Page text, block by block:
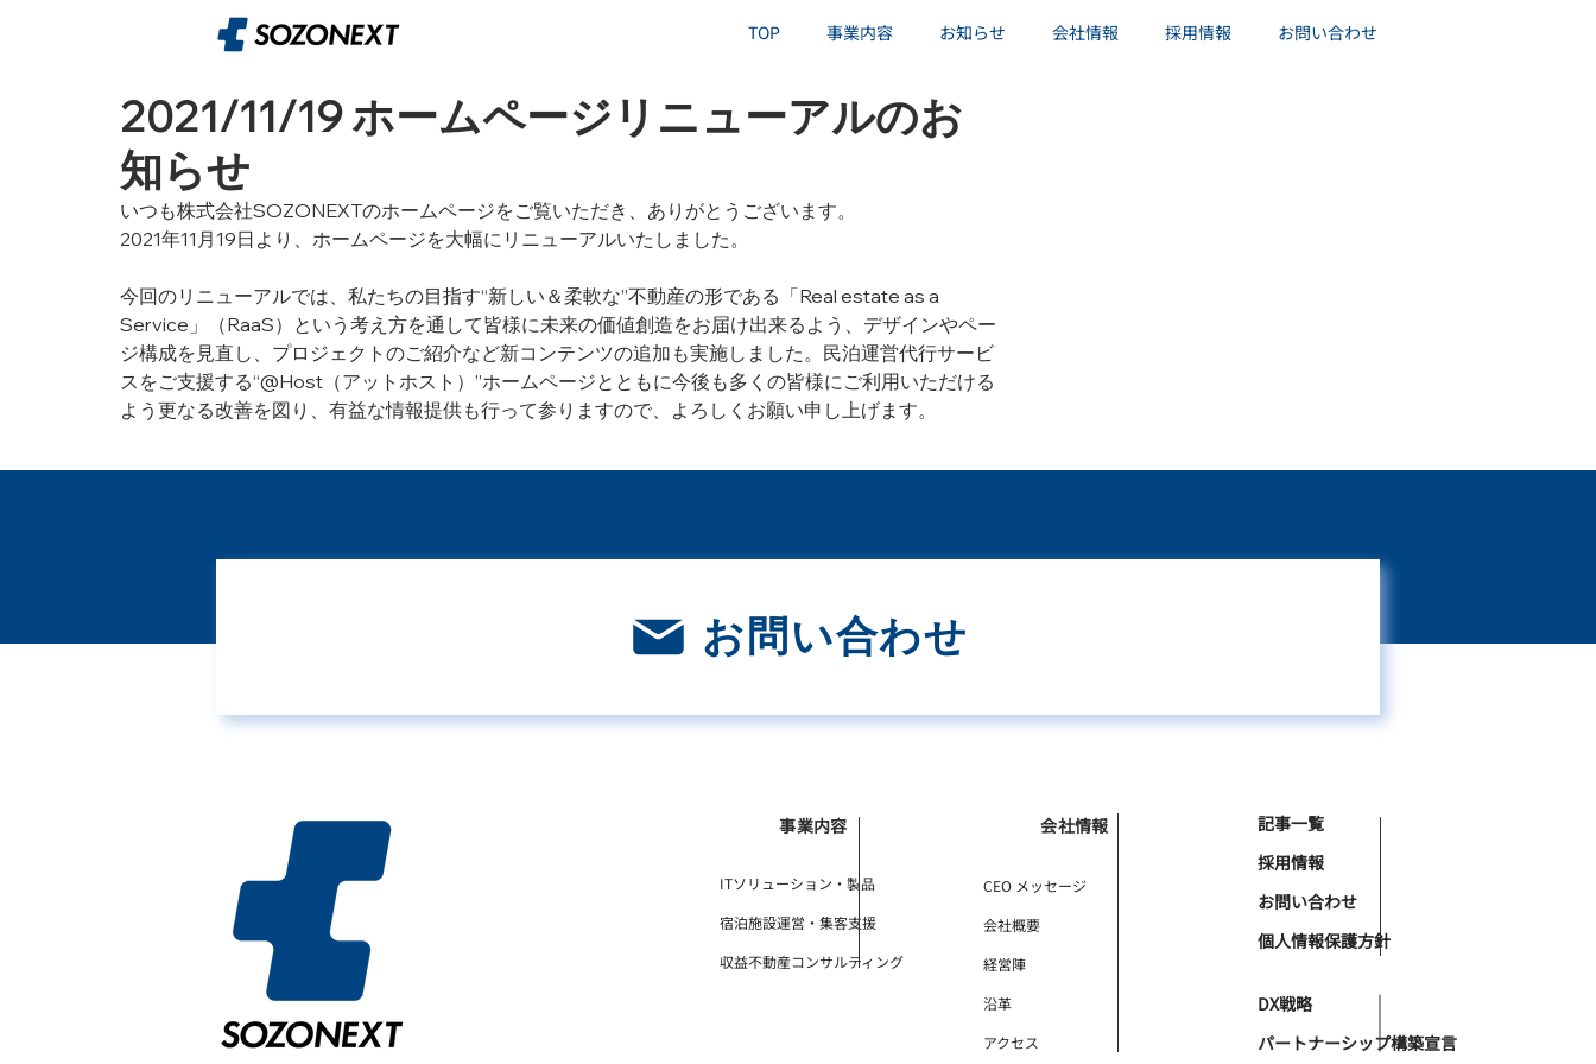
TOP 事業内容 お知らせ 会社情報 採用情報 お問い合わせ
2021/11/19 ホームページリニューアルのお
知らせ
いつも株式会社SOZONEXTのホームページをご覧いただき、ありがとうございます。
2021年11月19日より、ホームページを大幅にリニューアルいたしました。
今回のリニューアルでは、私たちの目指す“新しい＆柔軟な”不動産の形である「Real estate as a
Service」（RaaS）という考え方を通して皆様に未来の価値創造をお届け出来るよう、デザインやペー
ジ構成を見直し、プロジェクトのご紹介など新コンテンツの追加も実施しました。民泊運営代行サービ
スをご支援する“@Host（アットホスト）”ホームページとともに今後も多くの皆様にご利用いただける
よう更なる改善を図り、有益な情報提供も行って参りますので、よろしくお願い申し上げます。
お問い合わせ
ITソリューション・製品
宿泊施設運営・集客支援
収益不動産コンサルティング
記事一覧
採用情報
お問い合わせ
個人情報保護方針
CEO メッセージ
会社概要
経営陣
沿革
アクセス
事業内容 会社情報
DX戦略
パートナーシップ構築宣言